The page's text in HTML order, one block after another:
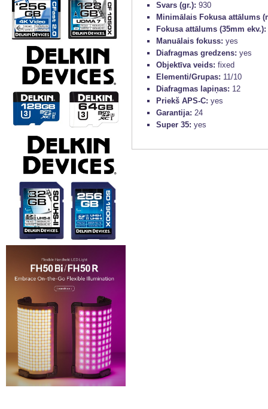
Svars (gr.): 930
Minimālais Fokusa attālums
Fokusa attālums (35mm ekv.):
Manuālais fokuss: yes
Diafragmas gredzens: yes
Objektīva veids: fixed
Elementi/Grupas: 11/10
Diafragmas lapiņas: 12
Priekš APS-C: yes
Garantija: 24
Super 35: yes